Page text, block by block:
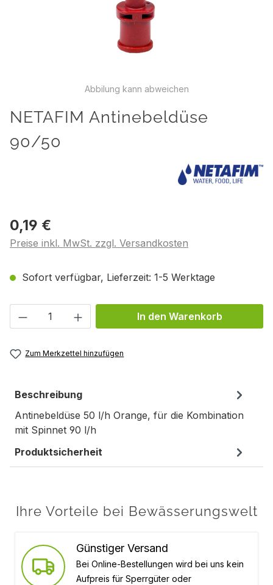
Abbilung kann abweichen
NETAFIM Antinebeldüse
90/50
0,19 €
Preise inkl. MwSt. zzgl. Versandkosten
Sofort verfügbar, Lieferzeit: 1-5 Werktage
Produkt Anzahl: Gib den gewünschten
In den Warenkorb
Zum Merkzettel hinzufügen
Beschreibung
Antinebeldüse 50 l/h Orange, für die Kombination
mit Spinnet 90 l/h
Produktsicherheit
Ihre Vorteile bei Bewässerungswelt
Günstiger Versand
Bei Online-Bestellungen wird bei uns kein
Aufpreis für Sperrgüter oder